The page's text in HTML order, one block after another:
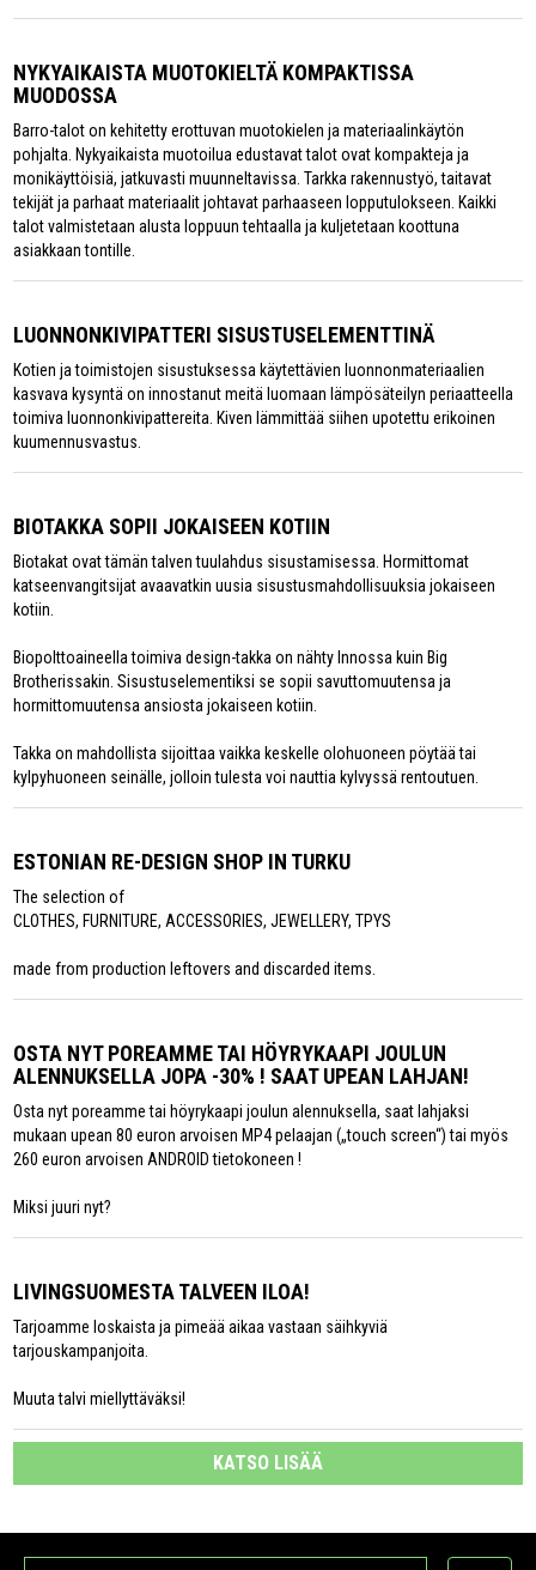
NYKYAIKAISTA MUOTOKIELTÄ KOMPAKTISSA
MUODOSSA
Barro-talot on kehitetty erottuvan muotokielen ja materiaalinkäytön
pohjalta. Nykyaikaista muotoilua edustavat talot ovat kompakteja ja
monikäyttöisiä, jatkuvasti muunneltavissa. Tarkka rakennustyö, taitavat
tekijät ja parhaat materiaalit johtavat parhaaseen lopputulokseen. Kaikki
talot valmistetaan alusta loppuun tehtaalla ja kuljetetaan koottuna
asiakkaan tontille.
LUONNONKIVIPATTERI SISUSTUSELEMENTTINÄ
Kotien ja toimistojen sisustuksessa käytettävien luonnonmateriaalien
kasvava kysyntä on innostanut meitä luomaan lämpösäteilyn periaatteella
toimiva luonnonkivipattereita. Kiven lämmittää siihen upotettu erikoinen
kuumennusvastus.
BIOTAKKA SOPII JOKAISEEN KOTIIN
Biotakat ovat tämän talven tuulahdus sisustamisessa. Hormittomat
katseenvangitsijat avaavatkin uusia sisustusmahdollisuuksia jokaiseen
kotiin.
Biopolttoaineella toimiva design-takka on nähty Innossa kuin Big
Brotherissakin. Sisustuselementiksi se sopii savuttomuutensa ja
hormittomuutensa ansiosta jokaiseen kotiin.
Takka on mahdollista sijoittaa vaikka keskelle olohuoneen pöytää tai
kylpyhuoneen seinälle, jolloin tulesta voi nauttia kylvyssä rentoutuen.
ESTONIAN RE-DESIGN SHOP IN TURKU
The selection of
CLOTHES, FURNITURE, ACCESSORIES, JEWELLERY, TPYS
made from production leftovers and discarded items.
OSTA NYT POREAMME TAI HÖYRYKAAPI JOULUN
ALENNUKSELLA JOPA -30% ! SAAT UPEAN LAHJAN!
Osta nyt poreamme tai höyrykaapi joulun alennuksella, saat lahjaksi
mukaan upean 80 euron arvoisen MP4 pelaajan („touch screen“) tai myös
260 euron arvoisen ANDROID tietokoneen !
Miksi juuri nyt?
LIVINGSUOMESTA TALVEEN ILOA!
Tarjoamme loskaista ja pimeää aikaa vastaan säihkyviä
tarjouskampanjoita.
Muuta talvi miellyttäväksi!
KATSO LISÄÄ